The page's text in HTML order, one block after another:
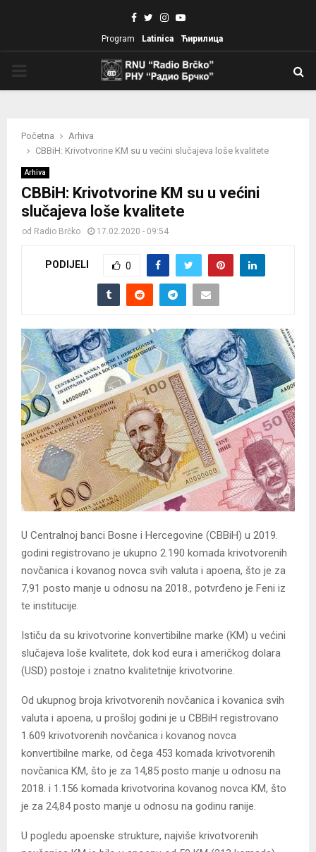
Facebook
TwitterInstagram
Youtube
Program Latinica Ћирилица
Početna
Arhiva
CBBiH: Krivotvorine KM su u većini slučajeva loše kvalitete
Arhiva
CBBiH: Krivotvorine KM su u većini
slučajeva loše kvalitete
od Radio Brčko 17.02.2020 - 09:54
PODIJELI 0
U Centralnoj banci Bosne i Hercegovine (CBBiH) u 2019.
godini registrovano je ukupno 2.190 komada krivotvorenih
novčanica i kovanog novca svih valuta i apoena, što je za
7,91 posto manje u odnosu na 2018., potvrđeno je Feni iz
te institucije.
Ističu da su krivotvorine konvertibilne marke (KM) u većini
slučajeva loše kvalitete, dok kod eura i američkog dolara
(USD) postoje i znatno kvalitetnije krivotvorine.
Od ukupnog broja krivotvorenih novčanica i kovanica svih
valuta i apoena, u prošloj godini je u CBBiH registrovano
1.609 krivotvorenih novčanica i kovanog novca
konvertibilne marke, od čega 453 komada krivotvorenih
novčanica KM, što je za 14,85 posto manje u odnosu na
2018. i 1.156 komada krivotvorina kovanog novca KM, što
je za 24,84 posto manje u odnosu na godinu ranije.
U pogledu apoenske strukture, najviše krivotvorenih